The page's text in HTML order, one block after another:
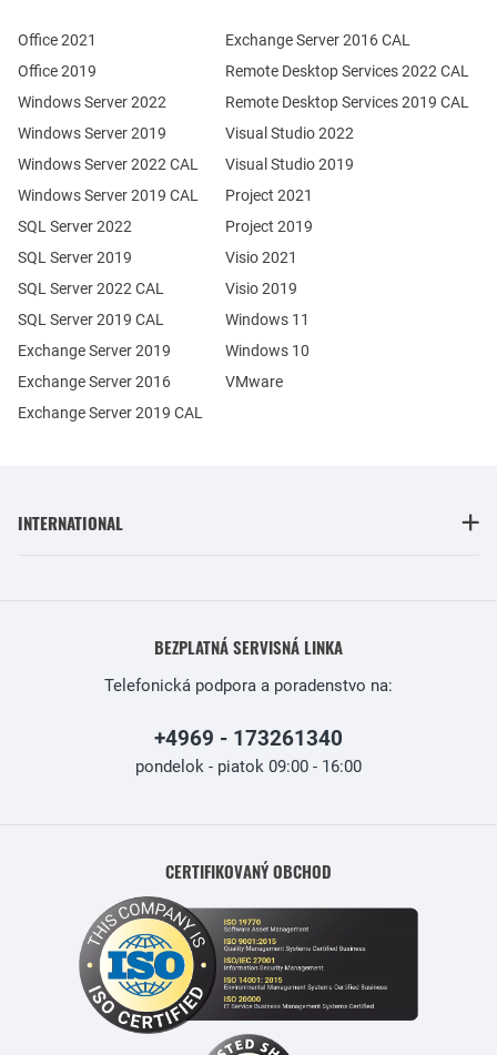
Office 2021
Office 2019
Windows Server 2022
Windows Server 2019
Exchange Server 2019
Exchange Server 2016
SQL Server 2022
SQL Server 2019
Windows Server 2022 CAL
Windows Server 2019 CAL
SQL Server 2022 CAL
SQL Server 2019 CAL
Remote Desktop Services 2022 CAL
Remote Desktop Services 2019 CAL
Exchange Server 2019 CAL
Exchange Server 2016 CAL
Visual Studio 2022
Visual Studio 2019
Project 2021
Project 2019
Visio 2021
Visio 2019
Windows 11
Windows 10
VMware
INTERNATIONAL
BEZPLATNÁ SERVISNÁ LINKA
Telefonická podpora a poradenstvo na:
+4969 - 173261340
pondelok - piatok 09:00 - 16:00
CERTIFIKOVANÝ OBCHOD